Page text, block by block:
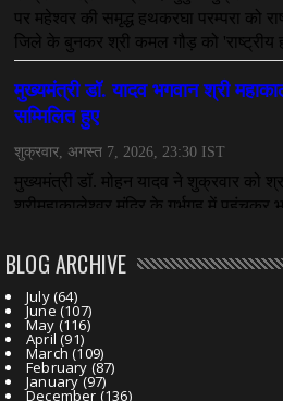
July 07, 2026
BLOG ARCHIVE
July(64)
June(107)
May (116)
April (91)
March (109)
February (87)
January(97)
December (136)